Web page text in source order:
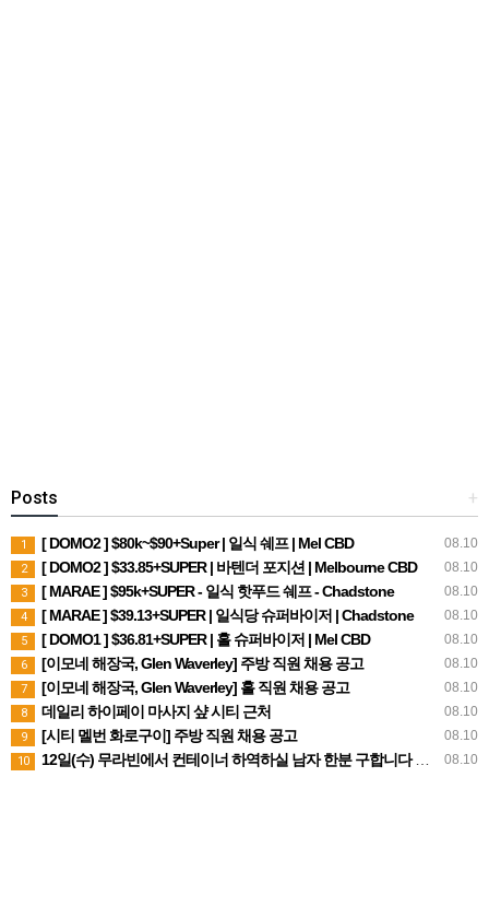
+
Posts
08.10
1 [ DOMO2 ] $80k~$90+Super | 일식 쉐프 | Mel CBD
08.10
2 [ DOMO2 ] $33.85+SUPER | 바텐더 포지션 | Melbourne CBD
08.10
3 [ MARAE ] $95k+SUPER - 일식 핫푸드 쉐프 - Chadstone
08.10
4 [ MARAE ] $39.13+SUPER | 일식당 슈퍼바이저 | Chadstone
08.10
5 [ DOMO1 ] $36.81+SUPER | 홀 슈퍼바이저 | Mel CBD
08.10
6 [이모네 해장국, Glen Waverley] 주방 직원 채용 공고
08.10
7 [이모네 해장국, Glen Waverley] 홀 직원 채용 공고
08.10
8 데일리 하이페이 마사지 샾 시티 근처
08.10
9 [시티 멜번 화로구이] 주방 직원 채용 공고
08.10
10 12일(수) 무라빈에서 컨테이너 하역하실 남자 한분 구합니다 시급 35불(당일캐쉬지급)